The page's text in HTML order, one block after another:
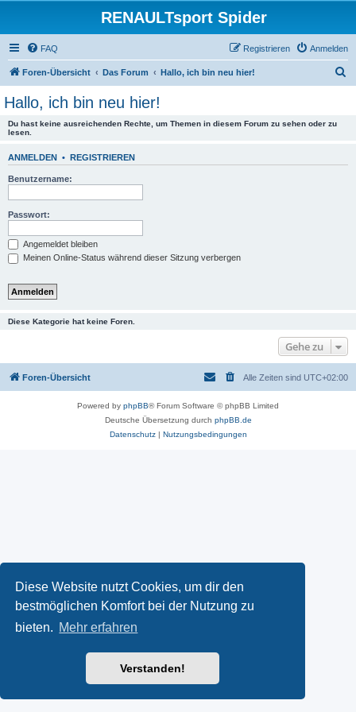
Diese Website nutzt Cookies, um dir den
bestmöglichen Komfort bei der Nutzung zu
bieten. Mehr erfahren
Verstanden!
RENAULTsport Spider
FAQ Anmelden
Registrieren
Foren-Übersicht Das Forum Hallo, ich bin neu hier!
Hallo, ich bin neu hier!
Du hast keine ausreichenden Rechte, um Themen in diesem Forum zu sehen oder zu
lesen.
ANMELDEN • REGISTRIEREN
Benutzername:
Passwort:
Angemeldet bleiben
Meinen Online-Status während dieser Sitzung verbergen
Diese Kategorie hat keine Foren.
Gehe zu
Foren-Übersicht Alle Zeiten sind UTC+02:00
Powered by phpBB® Forum Software © phpBB Limited
Deutsche Übersetzung durch phpBB.de
Datenschutz| Nutzungsbedingungen